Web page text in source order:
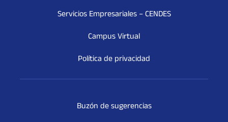
Servicios Empresariales – CENDES
Campus Virtual
Política de privacidad
Buzón de sugerencias